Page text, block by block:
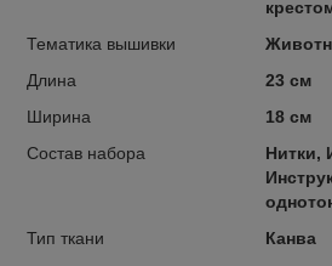
Тематика вышивки
Длина
23 см
Ширина
18 см
Состав набора
Нитки,
Тип ткани
Канва